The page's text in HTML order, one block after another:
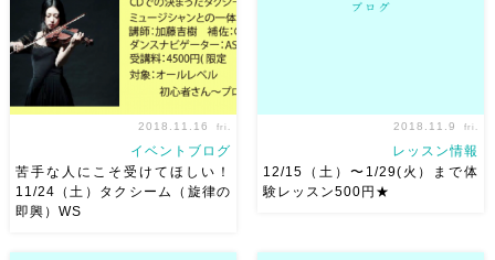
魚の宮脇さ […]
な、、、。 そんな私を横 […]
2018.11.16 fri.
イベントブログ
苦手な人にこそ受けてほしい！
11/24（土）タクシーム（旋律の
即興）WS
2018.11.9 fri.
レッスン情報
12/15（土）〜1/29(火）まで体
験レッスン500円★